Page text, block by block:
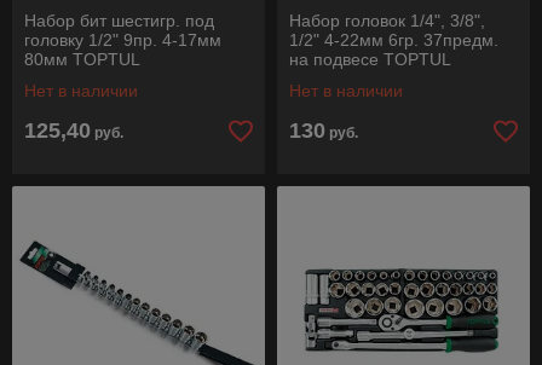
Набор бит шестигр. под
головку 1/2" 9пр. 4-17мм
80мм TOPTUL
Нет в наличии
125,40 руб.
Набор головок 1/4", 3/8",
1/2" 4-22мм 6гр. 37предм.
на подвесе TOPTUL
Нет в наличии
130 руб.